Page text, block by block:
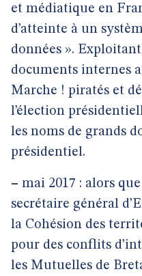
et médiatique en
d’atteinte à un
données ».
documents internes
Marche ! piratés et
l’élection
les noms de grands
présidentiel.
– mai 2017 : alors
secrétaire général
la Cohésion des
pour des conflits
les Mutuelles de